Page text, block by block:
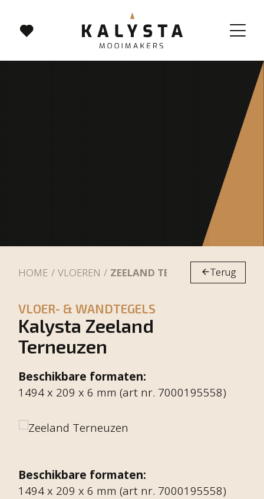
HOME VLOEREN ZEELAND TERNEUZENTerug
VLOER- & WANDTEGELS
Kalysta Zeeland
Terneuzen
Beschikbare formaten:
1494 x 209 x 6 mm (art nr. 7000195558)
Beschikbare formaten:
1494 x 209 x 6 mm (art nr. 7000195558)